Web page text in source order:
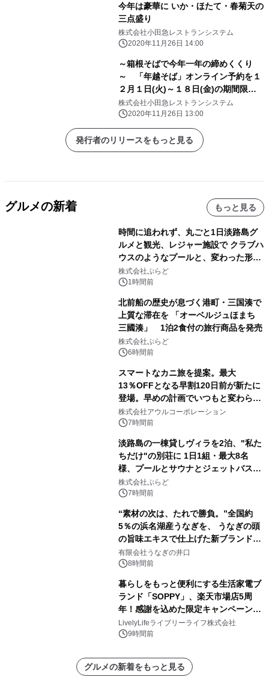
今年は豪華に いか・ほたて・春菊天の
三点盛り
株式会社小田急レストランシステム
2020年11月26日 14:00
～箱根そばで今年一年の締めくくり
～ 「年越そば」オンライン予約を１
２月１日(火)～１８日(金)の期間限定
受付！
株式会社小田急レストランシステム
2020年11月26日 13:00
発行者のリリースをもっと見る
グルメの新着 もっと見る
時間に追われず、丸ごと1日淡路島グ
ルメと観光、レジャー施設で クラブハ
ウスのようなプールと、変わった形の
サウナも 「THE BOXY AWAJI」のお
得な素泊まり連泊プランで
株式会社ぷらど
1時間前
北前船の歴史が息づく港町・三国湊で
上質な滞在を 「オーベルジュほまち
三國湊」 1泊2食付の旅行商品を発売
株式会社ぷらど
6時間前
スマートなカニ旅を提案。最大
13％OFFとなる早割120日前が新たに
登場。早めの計画でいつもと変わらぬ
大人の冬旅を。ー夕日ヶ浦温泉「佳松
苑 別邸ふうか」ー
株式会社アウルコーポレーション
7時間前
淡路島の一棟貸しヴィラを2泊、"私た
ちだけ"の別荘に 1日1組・最大8名
様、プールとサウナとジェットバス付
きで Villa Mon Temps AWAJIの連泊
素泊りプラン
株式会社ぷらど
7時間前
“素材の次は、たれで勝負。”全国約
5％の浜名湖産うなぎを、 うなぎの頭
の旨味エキスで仕上げた新ブランド
「井口の誉」誕生
有限会社うなぎの井口
8時間前
暮らしをもっと便利にする生活家電ブ
ランド「SOPPY」、楽天市場店5周
年！感謝を込めた限定キャンペーンを
8月10日より開催
LivelyLifeライブリーライフ株式会社
9時間前
グルメの新着をもっと見る